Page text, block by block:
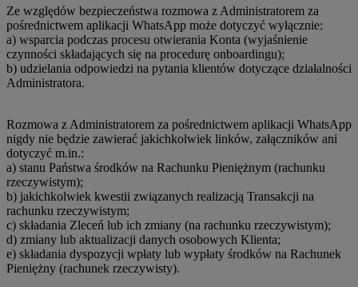
Ze względów bezpieczeństwa rozmowa z Administratorem za
pośrednictwem aplikacji WhatsApp może dotyczyć wyłącznie:
a) wsparcia podczas procesu otwierania Konta (wyjaśnienie
czynności składających się na procedurę onboardingu);
b) udzielania odpowiedzi na pytania klientów dotyczące działalności
Administratora.
Rozmowa z Administratorem za pośrednictwem aplikacji WhatsApp
nigdy nie będzie zawierać jakichkolwiek linków, załączników ani
dotyczyć m.in.:
a) stanu Państwa środków na Rachunku Pieniężnym (rachunku
rzeczywistym);
b) jakichkolwiek kwestii związanych realizacją Transakcji na
rachunku rzeczywistym;
c) składania Zleceń lub ich zmiany (na rachunku rzeczywistym);
d) zmiany lub aktualizacji danych osobowych Klienta;
e) składania dyspozycji wpłaty lub wypłaty środków na Rachunek
Pieniężny (rachunek rzeczywisty).